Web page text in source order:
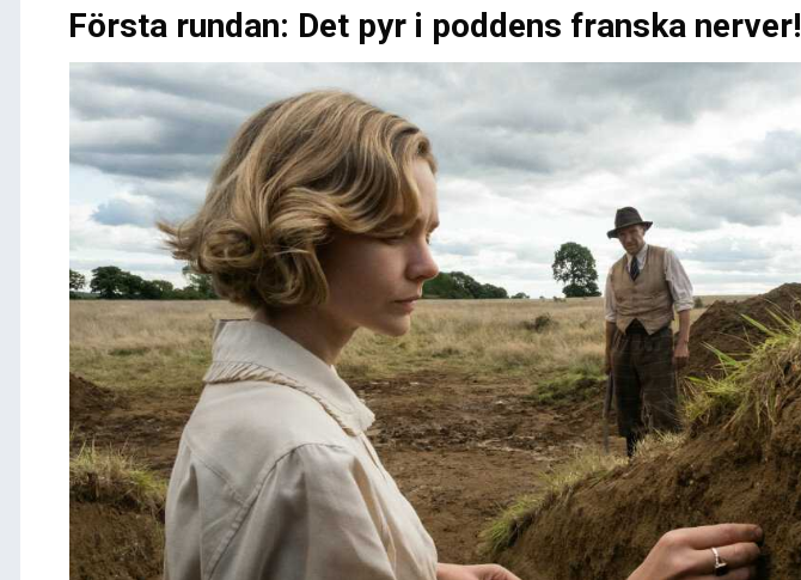
Första rundan: Det pyr i poddens franska nerver!